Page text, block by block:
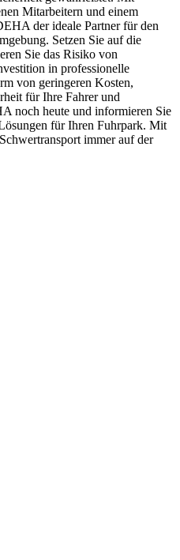
Mitarbeitern und einem
der ideale Partner für den
Setzen Sie auf die
Sie das Risiko von
in professionelle
von geringeren Kosten,
für Ihre Fahrer und
noch heute und informieren Sie
für Ihren Fuhrpark. Mit
immer auf der